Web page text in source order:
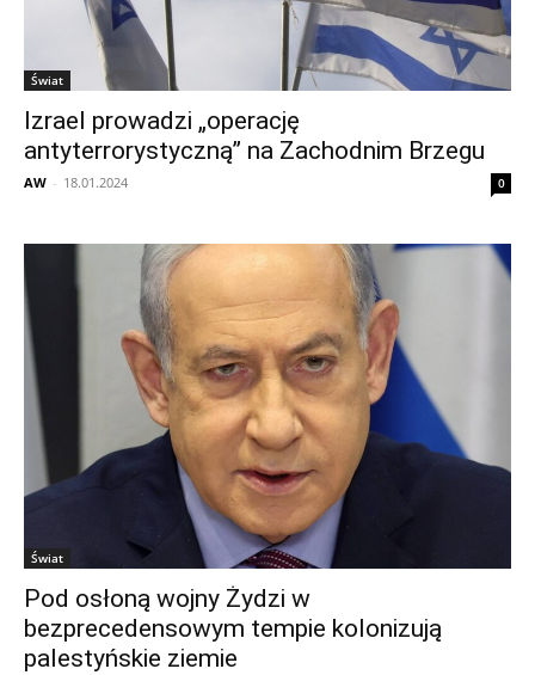
Świat
Izrael prowadzi „operację
antyterrorystyczną” na Zachodnim Brzegu
AW - 18.01.2024 0
Świat
Pod osłoną wojny Żydzi w
bezprecedensowym tempie kolonizują
palestyńskie ziemie